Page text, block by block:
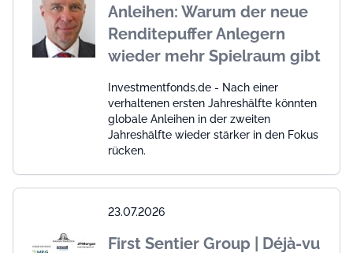
Anleihen: Warum der neue
Renditepuffer Anlegern
wieder mehr Spielraum gibt
Investmentfonds.de - Nach einer
verhaltenen ersten Jahreshälfte könnten
globale Anleihen in der zweiten
Jahreshälfte wieder stärker in den Fokus
rücken.
23.07.2026
First Sentier Group | Déjà-vu